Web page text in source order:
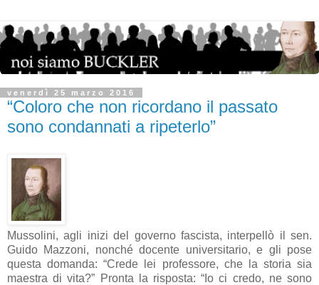
venerdì 25 marzo 2016
“Coloro che non ricordano il passato
sono condannati a ripeterlo”
Mussolini, agli inizi del governo fascista, interpellò il sen.
Guido Mazzoni, nonché docente universitario, e gli pose
questa domanda: “Crede lei professore, che la storia sia
maestra di vita?” Pronta la risposta: “Io ci credo, ne sono